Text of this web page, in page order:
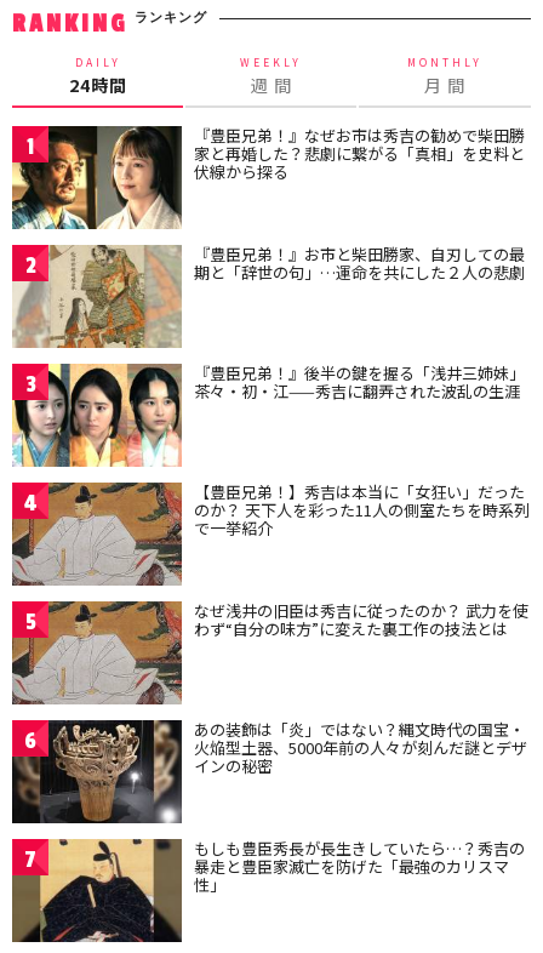
RANKING ランキング
DAILY
24時間
WEEKLY
週 間
MONTHLY
月 間
1 『豊臣兄弟！』なぜお市は秀吉の勧めで柴田勝
家と再婚した？悲劇に繋がる「真相」を史料と
伏線から探る
2 『豊臣兄弟！』お市と柴田勝家、自刃しての最
期と「辞世の句」…運命を共にした２人の悲劇
3 『豊臣兄弟！』後半の鍵を握る「浅井三姉妹」
茶々・初・江——秀吉に翻弄された波乱の生涯
4 【豊臣兄弟！】秀吉は本当に「女狂い」だった
のか？ 天下人を彩った11人の側室たちを時系列
で一挙紹介
5 なぜ浅井の旧臣は秀吉に従ったのか？ 武力を使
わず“自分の味方”に変えた裏工作の技法とは
6 あの装飾は「炎」ではない？縄文時代の国宝・
火焔型土器、5000年前の人々が刻んだ謎とデザ
インの秘密
7 もしも豊臣秀長が長生きしていたら…？秀吉の
暴走と豊臣家滅亡を防げた「最強のカリスマ
性」